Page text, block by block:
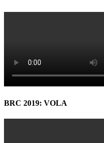
BRC 2019: VOLA